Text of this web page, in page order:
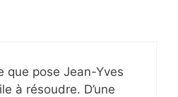
que pose Jean-Yves
à résoudre. D’une